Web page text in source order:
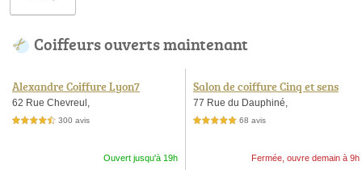
Coiffeurs ouverts maintenant
Alexandre Coiffure Lyon7
62 Rue Chevreul,
4,5 étoiles sur 5 300 avis
Ouvert jusqu'à 19h
Salon de coiffure Cinq et sens
77 Rue du Dauphiné,
5,0 étoiles sur 5 68 avis
Fermée, ouvre demain à 9h